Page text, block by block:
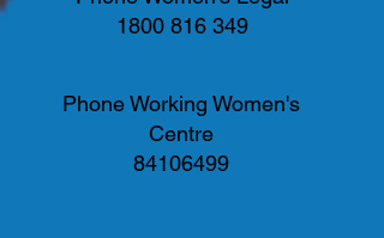
1800 816 349
Phone Working Women's
Centre
84106499